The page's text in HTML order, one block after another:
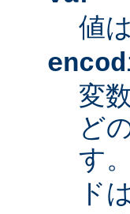
値
変
ど
す。
ド